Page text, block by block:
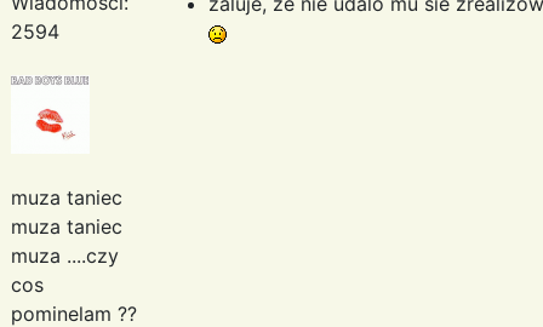
2594
muza taniec
muza taniec
muza ....czy
cos
pominelam ??